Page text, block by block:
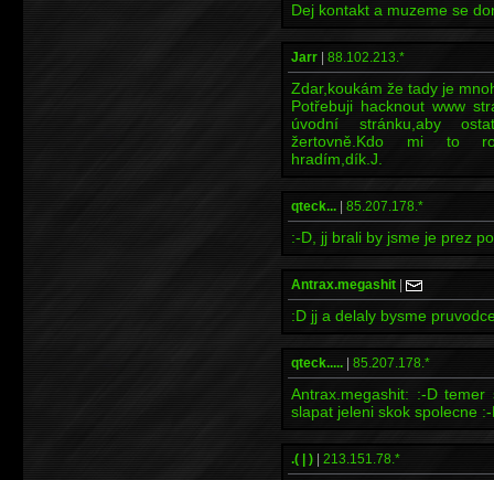
Dej kontakt a muzeme se
Jarr 88.102.213.*
Zdar,koukám že tady je
Potřebuji hacknout www
úvodní stránku,aby
žertovně.Kdo mi to
hradím,dík.J.
qteck... 85.207.178.*
:-D, jj brali by jsme je prez
Antrax.megashit
:D jj a delaly bysme
qteck..... 85.207.178.*
Antrax.megashit: :-D
slapat jeleni skok spolecne
.( | ) 213.151.78.*